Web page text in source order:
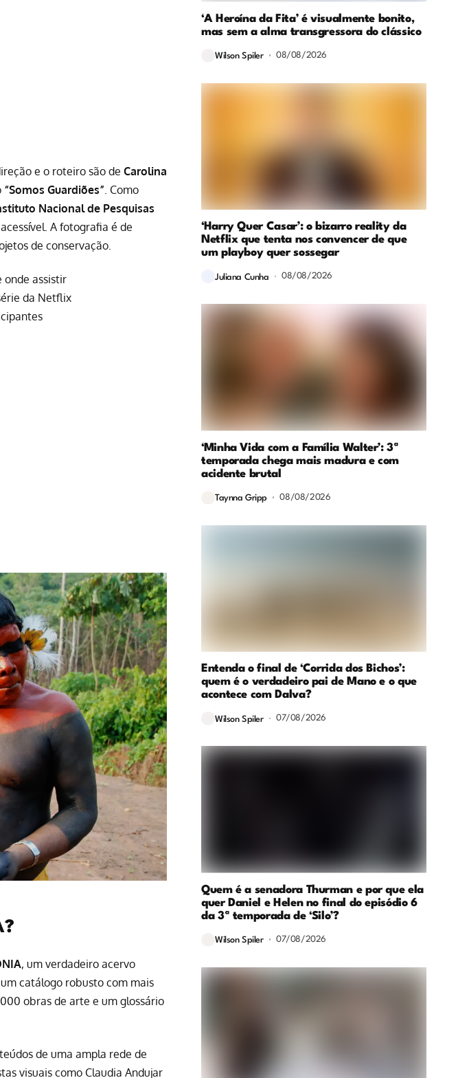
e o roteiro são de Carolina
“Somos Guardiões” . Como
Nacional de Pesquisas
A fotografia é de
de conservação.
onde assistir
da Netflix
, um verdadeiro acervo
catálogo robusto com mais
obras de arte e um glossário
de uma ampla rede de
visuais como Claudia Andujar
‘A Heroína da Fita’ é visualmente bonito,
mas sem a alma transgressora do clássico
Wilson Spiler 08/08/2026
‘Harry Quer Casar’: o bizarro reality da
Netflix que tenta nos convencer de que
um playboy quer sossegar
Juliana Cunha 08/08/2026
‘Minha Vida com a Família Walter’: 3ª
temporada chega mais madura e com
acidente brutal
Taynna Gripp 08/08/2026
Entenda o final de ‘Corrida dos Bichos’:
quem é o verdadeiro pai de Mano e o que
acontece com Dalva?
Wilson Spiler 07/08/2026
Quem é a senadora Thurman e por que ela
quer Daniel e Helen no final do episódio 6
da 3ª temporada de ‘Silo’?
Wilson Spiler 07/08/2026